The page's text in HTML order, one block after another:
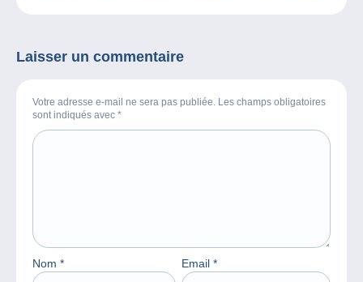
Laisser un commentaire
Votre adresse e-mail ne sera pas publiée. Les champs obligatoires
sont indiqués avec *
Nom * Email *